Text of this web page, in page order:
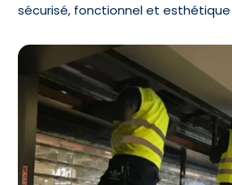
sécurisé, fonctionnel et